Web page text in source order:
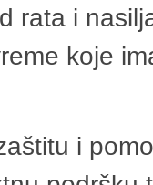
rata i
koje
i